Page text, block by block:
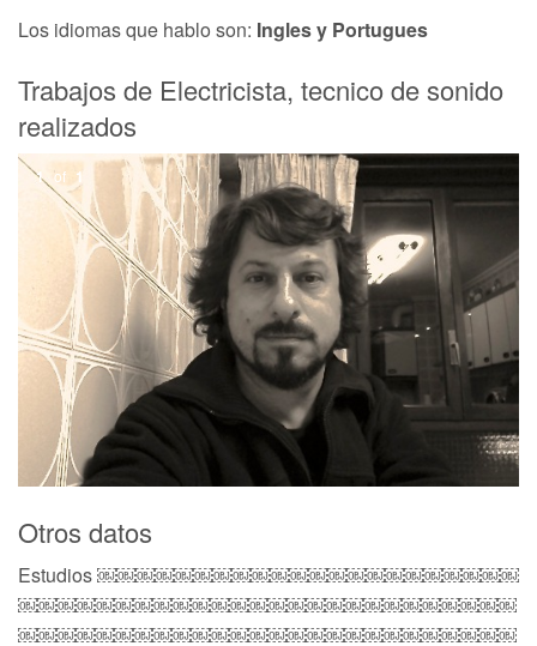
Los idiomas que hablo son: Ingles y Portugues
Trabajos de Electricista, tecnico de sonido
realizados
1 of 1
Otros datos
Estudios ￼￼￼￼￼￼￼￼￼￼￼￼￼￼￼￼￼￼￼￼￼￼
￼￼￼￼￼￼￼￼￼￼￼￼￼￼￼￼￼￼￼￼￼￼￼￼￼￼
￼￼￼￼￼￼￼￼￼￼￼￼￼￼￼￼￼￼￼￼￼￼￼￼￼￼